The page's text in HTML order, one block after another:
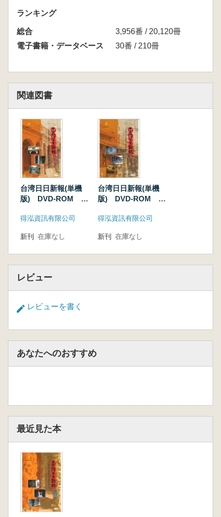
ランキング
総合
3,956番 / 20,120冊
電子書籍・データベース
30番 / 210冊
関連図書
台湾日日新報(単機
版) DVD-ROM 昭
得泓資訊有限公司
新刊 在庫なし
台湾日日新報(単機
版) DVD-ROM 明
得泓資訊有限公司
新刊 在庫なし
レビュー
レビューを書く
あなたへのおすすめ
最近見た本